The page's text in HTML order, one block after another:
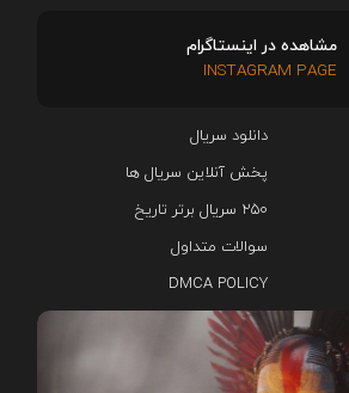
دانلود سریال‌
پخش آنلاین سریال ها
۲۵۰ سریال برتر تاریخ
سوالات متداول
DMCA POLICY
مشاهده در اینستاگرام
INSTAGRAM PAGE